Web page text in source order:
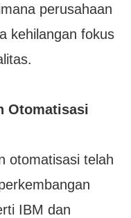
perusahaan
kehilangan fokus
Otomatisasi
otomatisasi telah
IBM dan